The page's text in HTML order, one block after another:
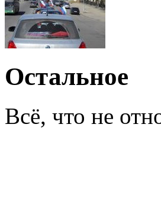
Остальное
Всё, что не